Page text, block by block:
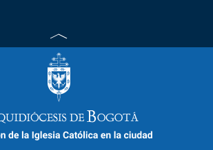
EUCARISTÍA DOMINGO 5 DE
FEBRERO